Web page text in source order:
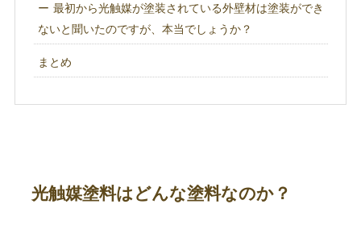
最初から光触媒が塗装されている外壁材は塗装ができ
ないと聞いたのですが、本当でしょうか？
まとめ
光触媒塗料はどんな塗料なのか？